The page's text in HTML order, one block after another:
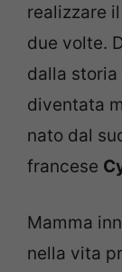
realizzare
due volte.
dalla storia
diventata
nato dal
francese
Mamma
nella vita